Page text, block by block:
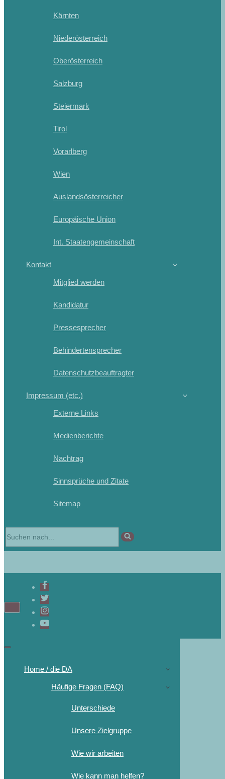
Kärnten
Niederösterreich
Oberösterreich
Salzburg
Steiermark
Tirol
Vorarlberg
Wien
Auslandsösterreicher
Europäische Union
Int. Staatengemeinschaft
Kontakt
Mitglied werden
Kandidatur
Pressesprecher
Behindertensprecher
Datenschutzbeauftragter
Impressum (etc.)
Externe Links
Medienberichte
Nachtrag
Sinnsprüche und Zitate
Sitemap
Navigations-
Navigations-
Home / die DA
Häufige Fragen (FAQ)
Unterschiede
Unsere Zielgruppe
Wie wir arbeiten
Wie kann man helfen?